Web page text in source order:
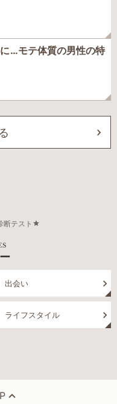
…モテ体質の男性の特
断テスト
出会い
ライフスタイル